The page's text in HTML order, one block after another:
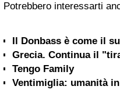
Potrebbero interessarti
Il Donbass è come il
Grecia. Continua il
Tengo Family
Ventimiglia: umanità